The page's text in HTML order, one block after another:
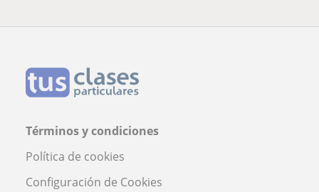
Términos y condiciones
Política de cookies
Configuración de Cookies